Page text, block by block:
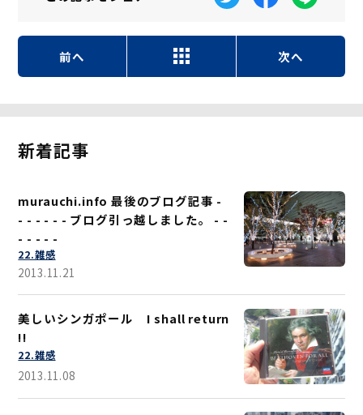
前へ 次へ
新着記事
murauchi.info 最後のブログ記事 -
- - - - - - ブログ引っ越しました。 - -
- - - - -
22.雑感
2013.11.21
美しいシンガポール I shall return
!!
22.雑感
2013.11.08